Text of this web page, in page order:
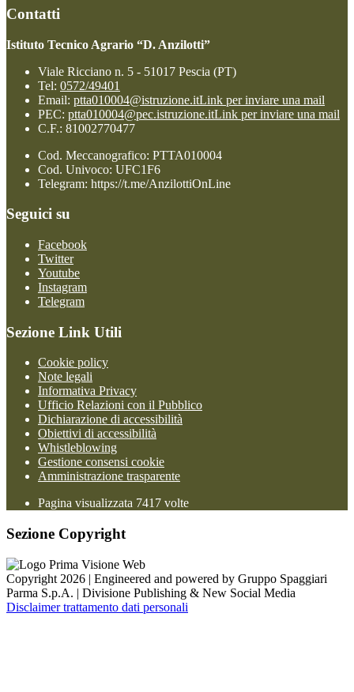
Contatti
Istituto Tecnico Agrario “D. Anzilotti”
Viale Ricciano n. 5 - 51017 Pescia (PT)
Tel: 0572/49401
Email: ptta010004@istruzione.itLink per inviare una mail
PEC: ptta010004@pec.istruzione.itLink per inviare una mail
C.F.: 81002770477
Cod. Meccanografico: PTTA010004
Cod. Univoco: UFC1F6
Telegram: https://t.me/AnzilottiOnLine
Seguici su
Facebook
Twitter
Youtube
Instagram
Telegram
Sezione Link Utili
Cookie policy
Note legali
Informativa Privacy
Ufficio Relazioni con il Pubblico
Dichiarazione di accessibilità
Obiettivi di accessibilità
Whistleblowing
Gestione consensi cookie
Amministrazione trasparente
Pagina visualizzata 7417 volte
Sezione Copyright
Copyright 2026 | Engineered and powered by Gruppo Spaggiari
Parma S.p.A. | Divisione Publishing & New Social Media
Disclaimer trattamento dati personali